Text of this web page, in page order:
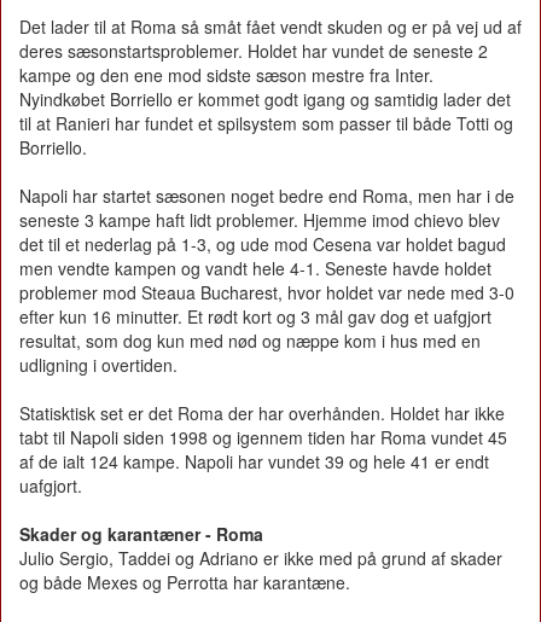
Det lader til at Roma så småt fået vendt skuden og er på vej ud af
deres sæsonstartsproblemer. Holdet har vundet de seneste 2
kampe og den ene mod sidste sæson mestre fra Inter.
Nyindkøbet Borriello er kommet godt igang og samtidig lader det
til at Ranieri har fundet et spilsystem som passer til både Totti og
Borriello.
Napoli har startet sæsonen noget bedre end Roma, men har i de
seneste 3 kampe haft lidt problemer. Hjemme imod chievo blev
det til et nederlag på 1-3, og ude mod Cesena var holdet bagud
men vendte kampen og vandt hele 4-1. Seneste havde holdet
problemer mod Steaua Bucharest, hvor holdet var nede med 3-0
efter kun 16 minutter. Et rødt kort og 3 mål gav dog et uafgjort
resultat, som dog kun med nød og næppe kom i hus med en
udligning i overtiden.
Statisktisk set er det Roma der har overhånden. Holdet har ikke
tabt til Napoli siden 1998 og igennem tiden har Roma vundet 45
af de ialt 124 kampe. Napoli har vundet 39 og hele 41 er endt
uafgjort.
Skader og karantæner - Roma
Julio Sergio, Taddei og Adriano er ikke med på grund af skader
og både Mexes og Perrotta har karantæne.